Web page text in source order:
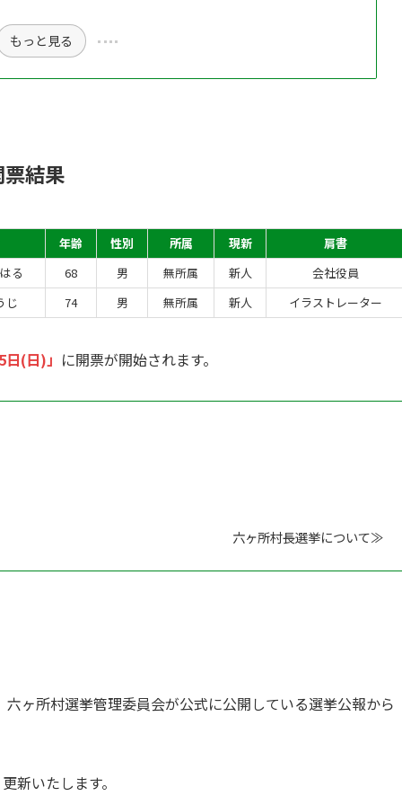
もっと見る
結果
年齢 性別 所属 現新
肩書
る 68 男 無所属 新人
会社役員
じ 74 男 無所属 新人 イラストレーター
日(日)」 に開票が開始されます。
六ヶ所村長選挙について≫
ヶ所村選挙管理委員会が公式に公開している選挙公報から
新いたします。